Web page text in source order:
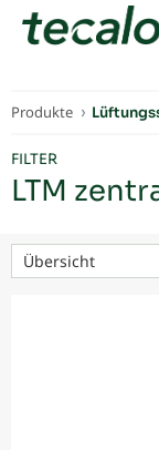
Produkte
FILTER
LTM
Übersicht